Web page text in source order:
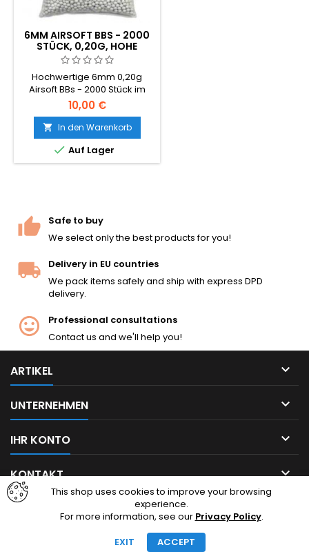
6MM AIRSOFT BBS - 2000
STÜCK, 0,20G, HOHE
QUALITÄT
Hochwertige 6mm 0,20g
Airsoft BBs - 2000 Stück im
Beutel. Das universelle
Standard-BB-Gewicht,
kompatibel mit nahezu allen
AEG-Gewehren und
federbetriebenen Waffen.
Glatte nahtlose Oberfläche,
10,00 €
 In den Warenkorb
 Auf Lager
Safe to buy
We select only the best products for you!
Delivery in EU countries
We pack items safely and ship with express DPD
delivery.
Professional consultations
Contact us and we'll help you!
ARTIKEL 
UNTERNEHMEN 
IHR KONTO 
KONTAKT 
This shop uses cookies to improve your browsing
experience.
For more information, see our Privacy Policy.
EXIT
ACCEPT
FacebookInstagram
© Urheberrecht 2026 cheapairsoft.eu. Alle Rechte vorbehalten.